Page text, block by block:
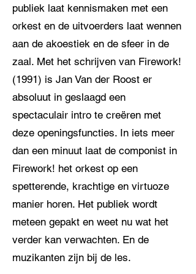
publiek laat kennismaken met een
orkest en de uitvoerders laat wennen
aan de akoestiek en de sfeer in de
zaal. Met het schrijven van Firework!
(1991) is Jan Van der Roost er
absoluut in geslaagd een
spectaculair intro te creëren met
deze openingsfuncties. In iets meer
dan een minuut laat de componist in
Firework! het orkest op een
spetterende, krachtige en virtuoze
manier horen. Het publiek wordt
meteen gepakt en weet nu wat het
verder kan verwachten. En de
muzikanten zijn bij de les.